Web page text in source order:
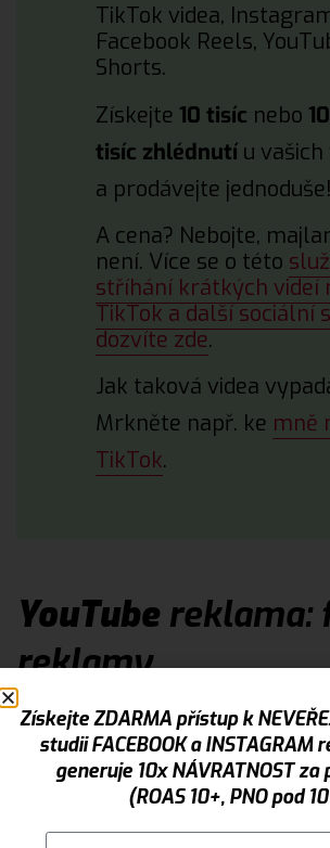
TikTok videa,
Facebook Reels,
Shorts.
Získejte 10 tisíc nebo
tisíc zhlédnutí u vašich
a prodávejte jednoduše!
A cena? Nebojte,
není. Více se o této
stříhání krátkých videí
TikTok a další sociální
dozvíte zde.
Jak taková videa
Mrkněte např. ke mně
TikTok.
YouTubereklama:
reklamy
V rámci platformy YouTube
reklamních formátů, které se dají
využít:
Přeskočitelná YouTube reklama in-
Získejte ZDARMA přístup k
studii FACEBOOK a
generuje 10x NÁVRATNOST
(ROAS 10+, PNO pod